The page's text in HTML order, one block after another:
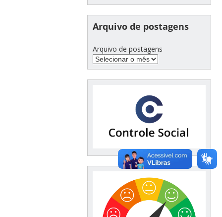
Arquivo de postagens
Arquivo de postagens